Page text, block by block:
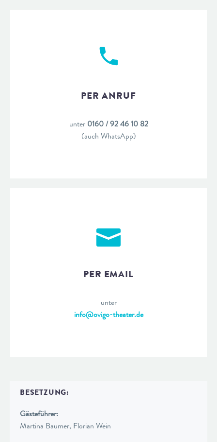
PER ANRUF
unter 0160 / 92 46 10 82
(auch WhatsApp)
PER EMAIL
unter
info@ovigo-theater.de
BESETZUNG:
Gästeführer:
Martina Baumer, Florian Wein